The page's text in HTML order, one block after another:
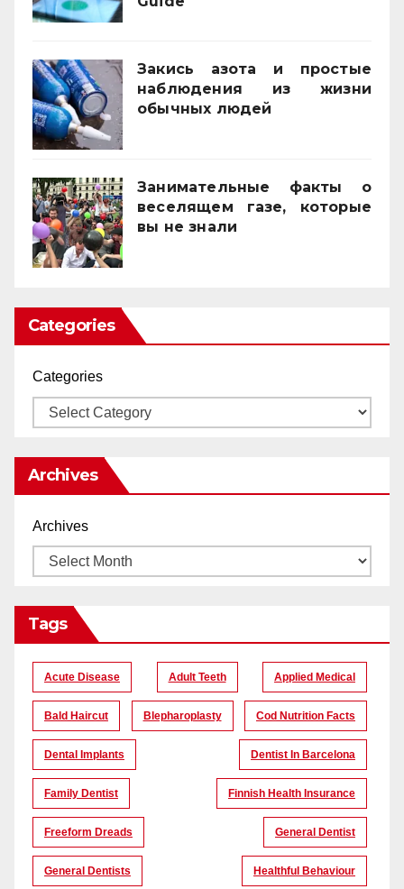
Закись азота и простые
наблюдения из жизни
обычных людей
Занимательные факты о
веселящем газе, которые
вы не знали
Categories
Categories
Archives
Archives
Tags
Acute Disease Adult Teeth Applied Medical
Bald Haircut Blepharoplasty Cod Nutrition Facts
Dental Implants Dentist In Barcelona
Family Dentist Finnish Health Insurance
Freeform Dreads General Dentist
General Dentists Healthful Behaviour